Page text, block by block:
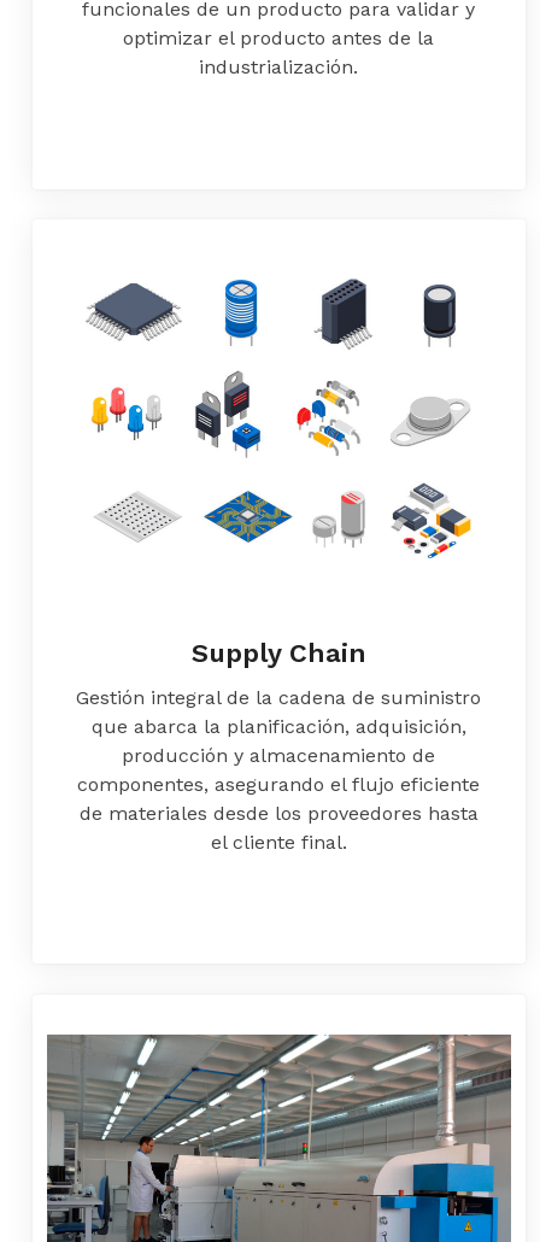
funcionales de un producto para validar y
optimizar el producto antes de la
industrialización.
Supply Chain
Gestión integral de la cadena de suministro
que abarca la planificación, adquisición,
producción y almacenamiento de
componentes, asegurando el flujo eficiente
de materiales desde los proveedores hasta
el cliente final.